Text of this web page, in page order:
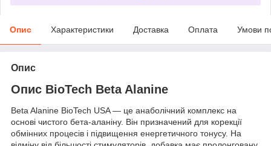
Опис Характеристики Доставка Оплата Умови
Опис
Опис BioTech Beta Alanine
Beta Alanine BioTech USA — це анаболічний комплекс на
основі чистого бета-аланіну. Він призначений для корекції
обмінних процесів і підвищення енергетичного тонусу. На